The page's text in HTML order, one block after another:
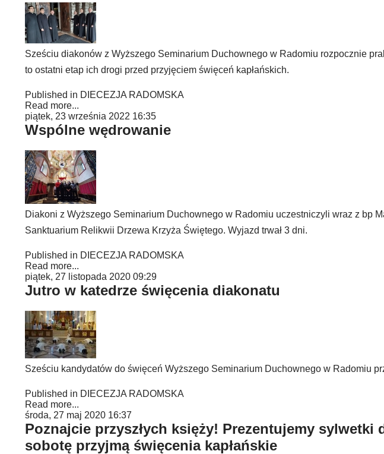
Sześciu diakonów z Wyższego Seminarium Duchownego w Radomiu rozpocznie
to ostatni etap ich drogi przed przyjęciem święceń kapłańskich.
Published in DIECEZJA RADOMSKA
Read more...
piątek, 23 września 2022 16:35
Wspólne wędrowanie
Diakoni z Wyższego Seminarium Duchownego w Radomiu uczestniczyli wraz z bp
Sanktuarium Relikwii Drzewa Krzyża Świętego. Wyjazd trwał 3 dni.
Published in DIECEZJA RADOMSKA
Read more...
piątek, 27 listopada 2020 09:29
Jutro w katedrze święcenia diakonatu
Sześciu kandydatów do święceń Wyższego Seminarium Duchownego w Radomiu
Published in DIECEZJA RADOMSKA
Read more...
środa, 27 maj 2020 16:37
Poznajcie przyszłych księży! Prezentujemy sylwetki
sobotę przyjmą święcenia kapłańskie